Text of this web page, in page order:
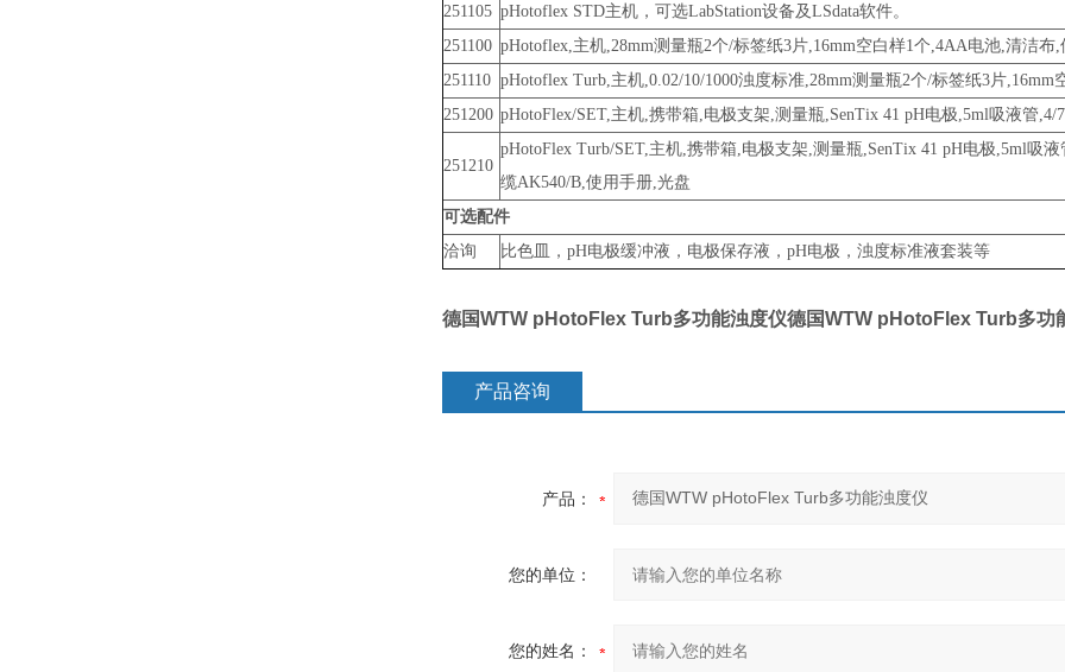
251105 pHotoflex STD主机，可选LabStation设备及LSdata软件。
251100 pHotoflex,主机,28mm测量瓶2个/标签纸3片,16mm空白样1个,4AA电池,清洁布
251110 pHotoflex Turb,主机,0.02/10/1000浊度标准,28mm测量瓶2个/标签纸3片
251200 pHotoFlex/SET,主机,携带箱,电极支架,测量瓶,SenTix 41 pH电极,5ml吸液管
251210
pHotoFlex Turb/SET,主机,携带箱,电极支架,测量瓶,SenTix 41 pH电极,5ml吸
缆AK540/B,使用手册,光盘
可选配件
洽询
比色皿，pH电极缓冲液，电极保存液，pH电极，浊度标准液套装等
德国WTW pHotoFlex Turb多功能浊度仪德国WTW pHotoFlex Turb多功
产品咨询
产品：
您的单位：
您的姓名：